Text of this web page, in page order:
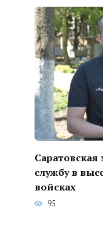
службу в
войсках
95